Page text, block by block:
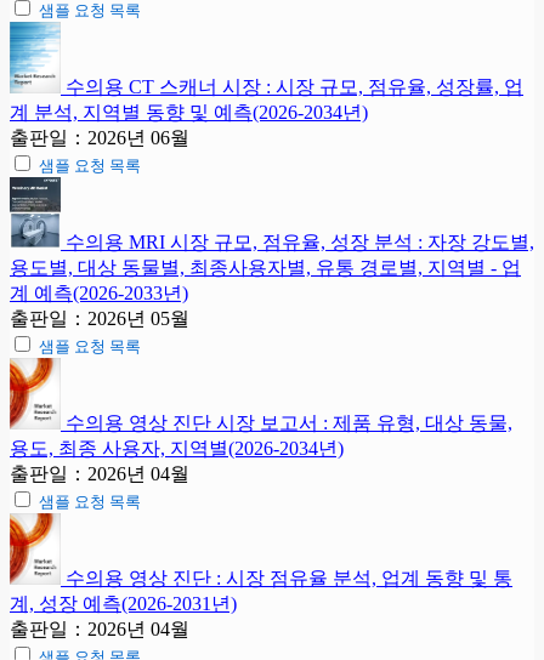
샘플 요청 목록
수의용 CT 스캐너 시장 : 시장 규모, 점유율, 성장률, 업
계 분석, 지역별 동향 및 예측(2026-2034년)
출판일：2026년 06월
샘플 요청 목록
수의용 MRI 시장 규모, 점유율, 성장 분석 : 자장 강도별,
용도별, 대상 동물별, 최종사용자별, 유통 경로별, 지역별 - 업
계 예측(2026-2033년)
출판일：2026년 05월
샘플 요청 목록
수의용 영상 진단 시장 보고서 : 제품 유형, 대상 동물,
용도, 최종 사용자, 지역별(2026-2034년)
출판일：2026년 04월
샘플 요청 목록
수의용 영상 진단 : 시장 점유율 분석, 업계 동향 및 통
계, 성장 예측(2026-2031년)
출판일：2026년 04월